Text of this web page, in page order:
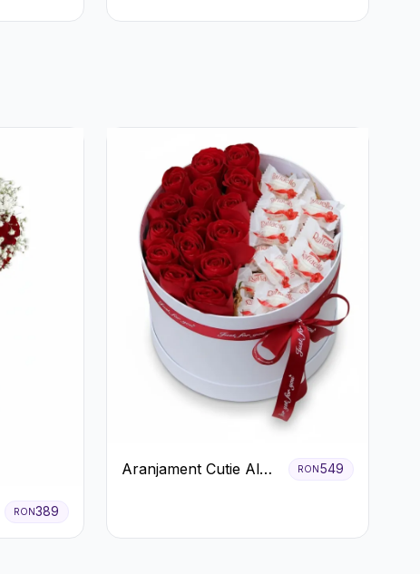
RON389
Aranjament Cutie Albă
RON549